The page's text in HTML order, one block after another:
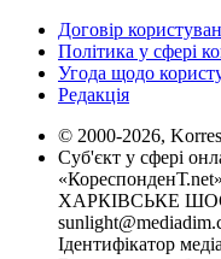
Договір
Політика у сфері
Угода щодо
Редакція
© 2000-2026,
Суб'єкт у сфері
ХАРКІВСЬКЕ
Ідентифікатор